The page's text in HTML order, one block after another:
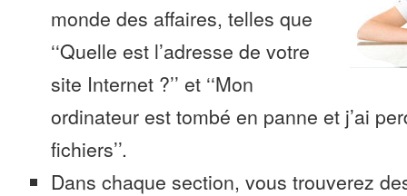
monde des affaires, telles que
‘‘Quelle est l’adresse de votre
site Internet ?’’ et ‘‘Mon
ordinateur est tombé en panne et j’ai
fichiers’’.
Dans chaque section, vous trouverez